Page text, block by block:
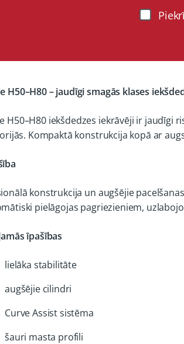
H50–H80 – jaudīgi smagās klases
H50–H80 iekšdedzes iekrāvēji ir
Kompaktā konstrukcija kopā ar
konstrukcija un augšējie
pielāgojas pagriezieniem,
īpašības
lielāka stabilitāte
augšējie cilindri
Curve Assist sistēma
šauri masta profili